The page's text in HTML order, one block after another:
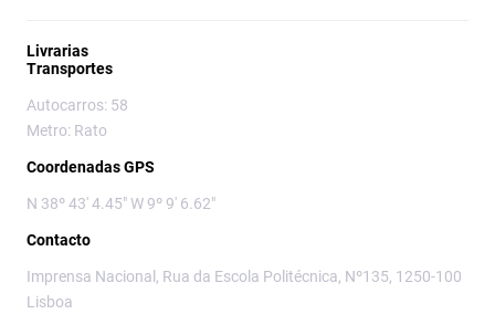
Livrarias
Transportes
Autocarros: 58
Metro: Rato
Coordenadas GPS
N 38º 43' 4.45" W 9º 9' 6.62"
Contacto
Imprensa Nacional, Rua da Escola Politécnica, Nº135, 1250-100
Lisboa